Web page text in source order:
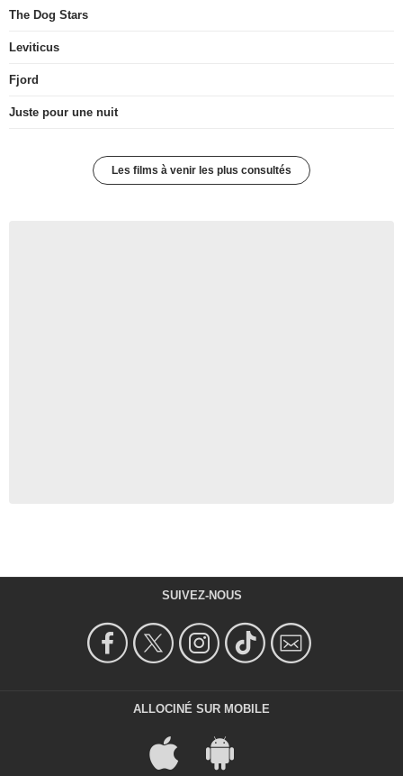
The Dog Stars
Leviticus
Fjord
Juste pour une nuit
Les films à venir les plus consultés
SUIVEZ-NOUS
ALLOCINÉ SUR MOBILE